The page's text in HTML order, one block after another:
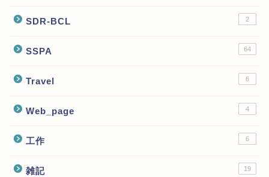
SDR-BCL 2
SSPA 64
Travel 6
Web_page 4
工作 6
雑記 19